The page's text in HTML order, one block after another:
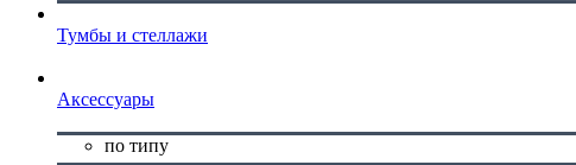
Тумбы и стеллажи
Аксессуары
по типу